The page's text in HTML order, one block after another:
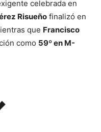
celebrada en
Risueño finalizó en
que Francisco
como 59º en M-